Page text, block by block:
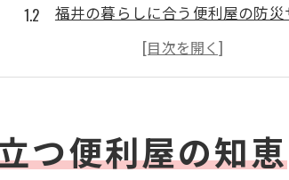
福井の暮らしに合う便利屋の防
災害時に便利屋が推奨する備蓄ポ
便利屋ならではの福井向け防災
福井県で安心感を得る防災の備え方
便利屋と始める福井県向け防災対
つ便利屋の知恵